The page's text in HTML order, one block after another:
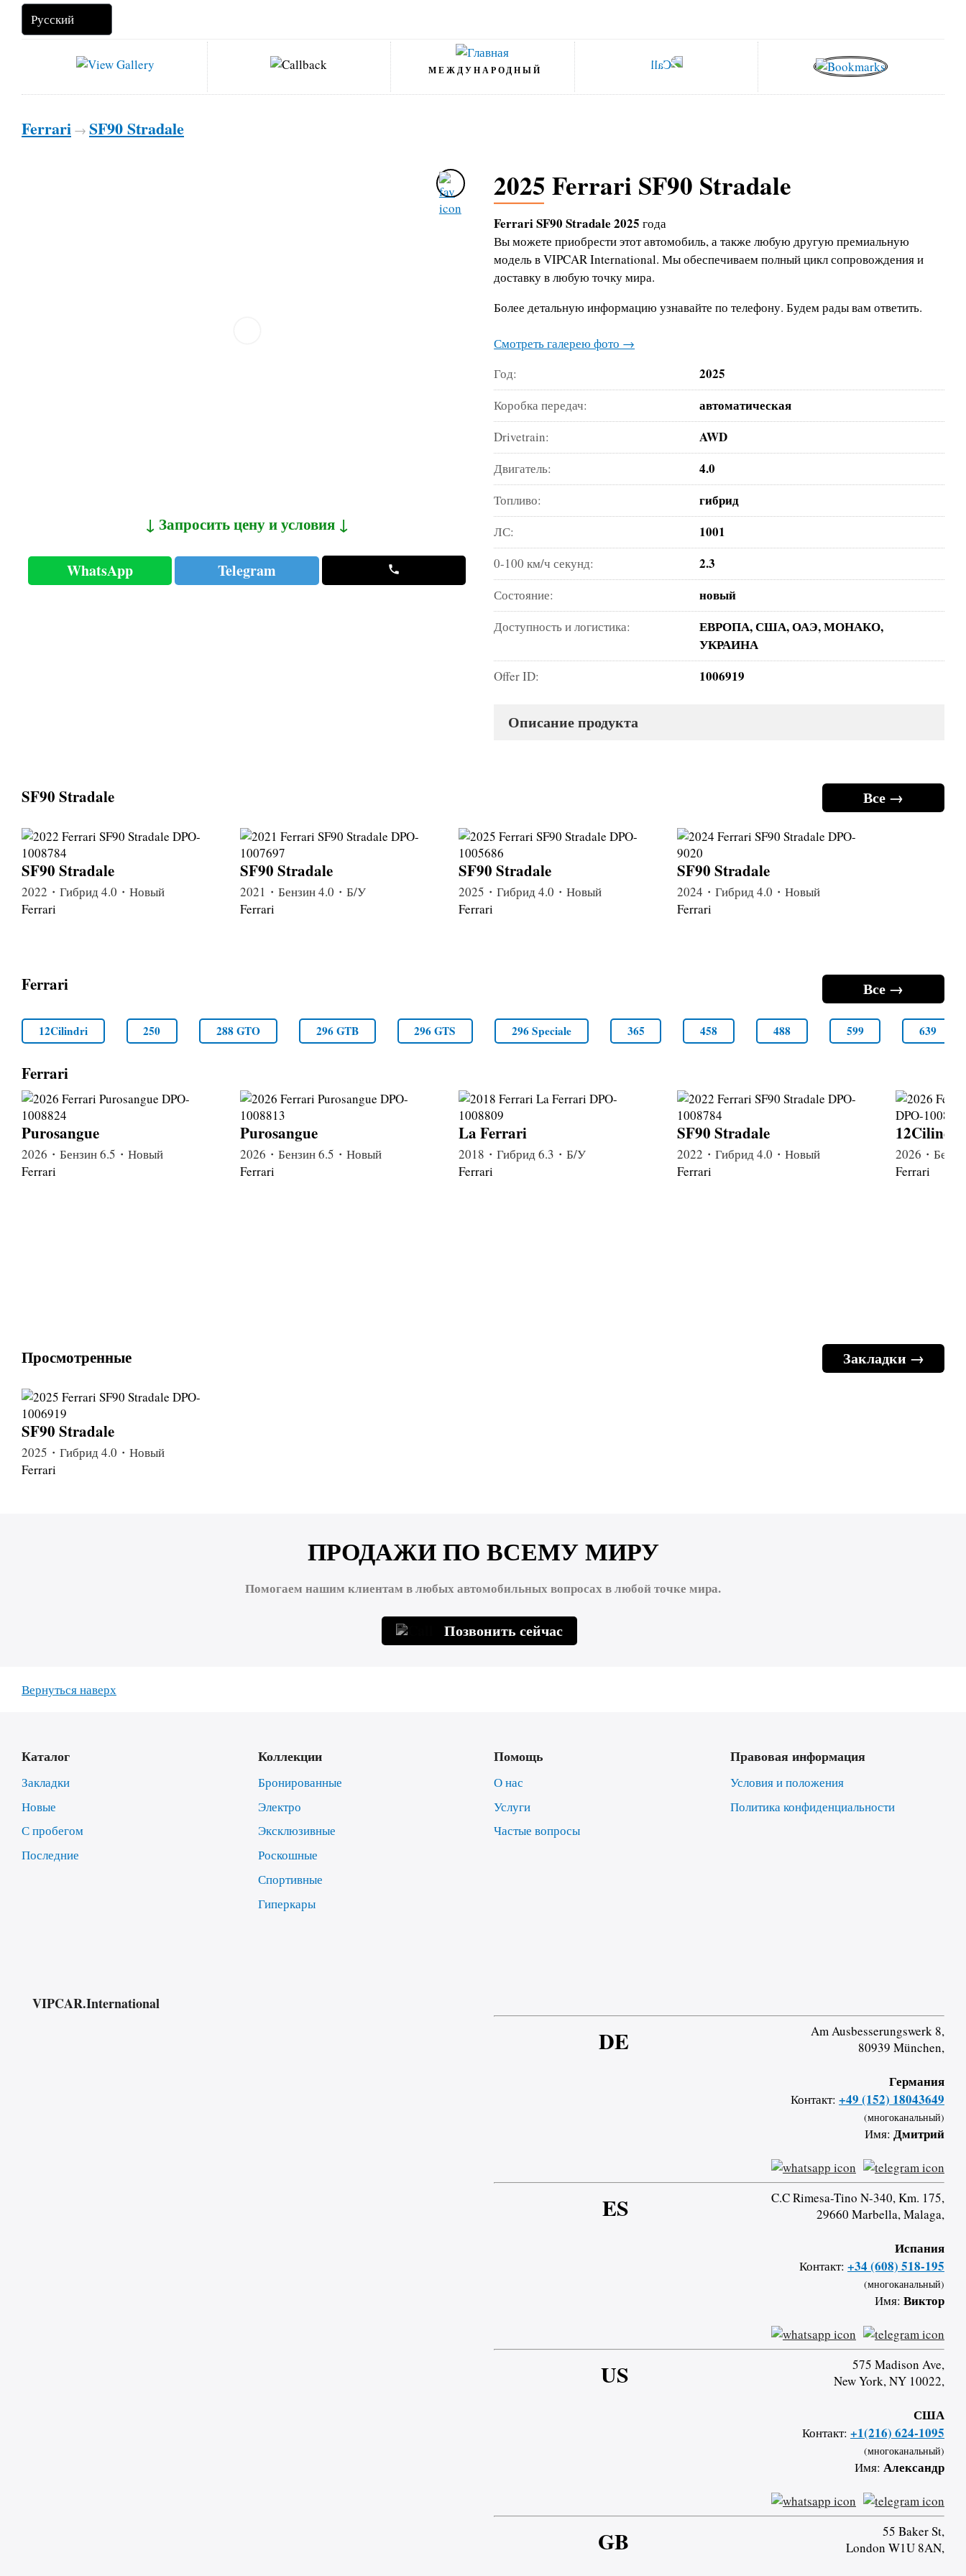
МЕЖДУНАРОДНЫЙ
Ferrari → SF90 Stradale
↓ Запросить цену и условия ↓
WhatsApp Telegram
2025 Ferrari SF90 Stradale
Ferrari SF90 Stradale 2025 года
Вы можете приобрести этот автомобиль, а также любую другую премиальную
модель в VIPCAR International. Мы обеспечиваем полный цикл сопровождения и
доставку в любую точку мира.
Более детальную информацию узнавайте по телефону. Будем рады вам ответить.
Смотреть галерею фото →
Год:
2025
Коробка передач: автоматическая
Drivetrain: AWD
Двигатель: 4.0
Топливо: гибрид
ЛС: 1001
0-100 км/ч секунд: 2.3
Состояние: новый
Доступность и логистика:
ЕВРОПА, США, ОАЭ, МОНАКО,
УКРАИНА
Offer ID: 1006919
Описание продукта
Все →
SF90 Stradale
SF90 Stradale
2022・Гибрид 4.0・Новый
Ferrari
SF90 Stradale
2021・Бензин 4.0・Б/У
Ferrari
SF90 Stradale
2025・Гибрид 4.0・Новый
Ferrari
SF90 Stradale
2024・Гибрид 4.0・Новый
Ferrari
Все →
Ferrari
12Cilindri 250 288 GTO 296 GTB 296 GTS 296 Speciale 365 458 488 599 639
Ferrari
Purosangue
2026・Бензин 6.5・Новый
Ferrari
Purosangue
2026・Бензин 6.5・Новый
Ferrari
La Ferrari
2018・Гибрид 6.3・Б/У
Ferrari
SF90 Stradale
2022・Гибрид 4.0・Новый
Ferrari
2026・
Ferrari
Закладки →
Просмотренные
SF90 Stradale
2025・Гибрид 4.0・Новый
Ferrari
ПРОДАЖИ ПО ВСЕМУ МИРУ
Помогаем нашим клиентам в любых автомобильных вопросах в любой точке мира.
Позвонить сейчас
Вернуться наверх
Каталог
Закладки
Новые
С пробегом
Последние
Коллекции
Бронированные
Электро
Эксклюзивные
Роскошные
Спортивные
Гиперкары
Помощь
О нас
Услуги
Частые вопросы
Правовая информация
Условия и положения
Политика конфиденциальности
VIPCAR.International
DE
Am Ausbesserungswerk 8,
80939 München,
Германия
Контакт: +49 (152) 18043649
(многоканальный)
Имя: Дмитрий
ES
C.C Rimesa-Tino N-340, Km. 175,
29660 Marbella, Malaga,
Испания
Контакт: +34 (608) 518-195
(многоканальный)
Имя: Виктор
US
575 Madison Ave,
New York, NY 10022,
США
Контакт: +1(216) 624-1095
(многоканальный)
Имя: Александр
GB
55 Baker St,
London W1U 8AN,